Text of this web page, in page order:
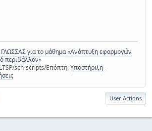
ΓΛΩΣΣΑΣ για το μάθημα «Ανάπτυξη εφαρμογών
περιβάλλον»
sch-scripts/Επόπτη:Υποστήριξη-
User Actions